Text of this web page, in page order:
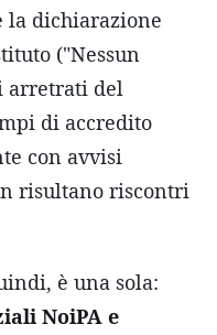
la dichiarazione
("Nessun
arretrati del
di accredito
con avvisi
risultano riscontri
è una sola:
NoiPA e